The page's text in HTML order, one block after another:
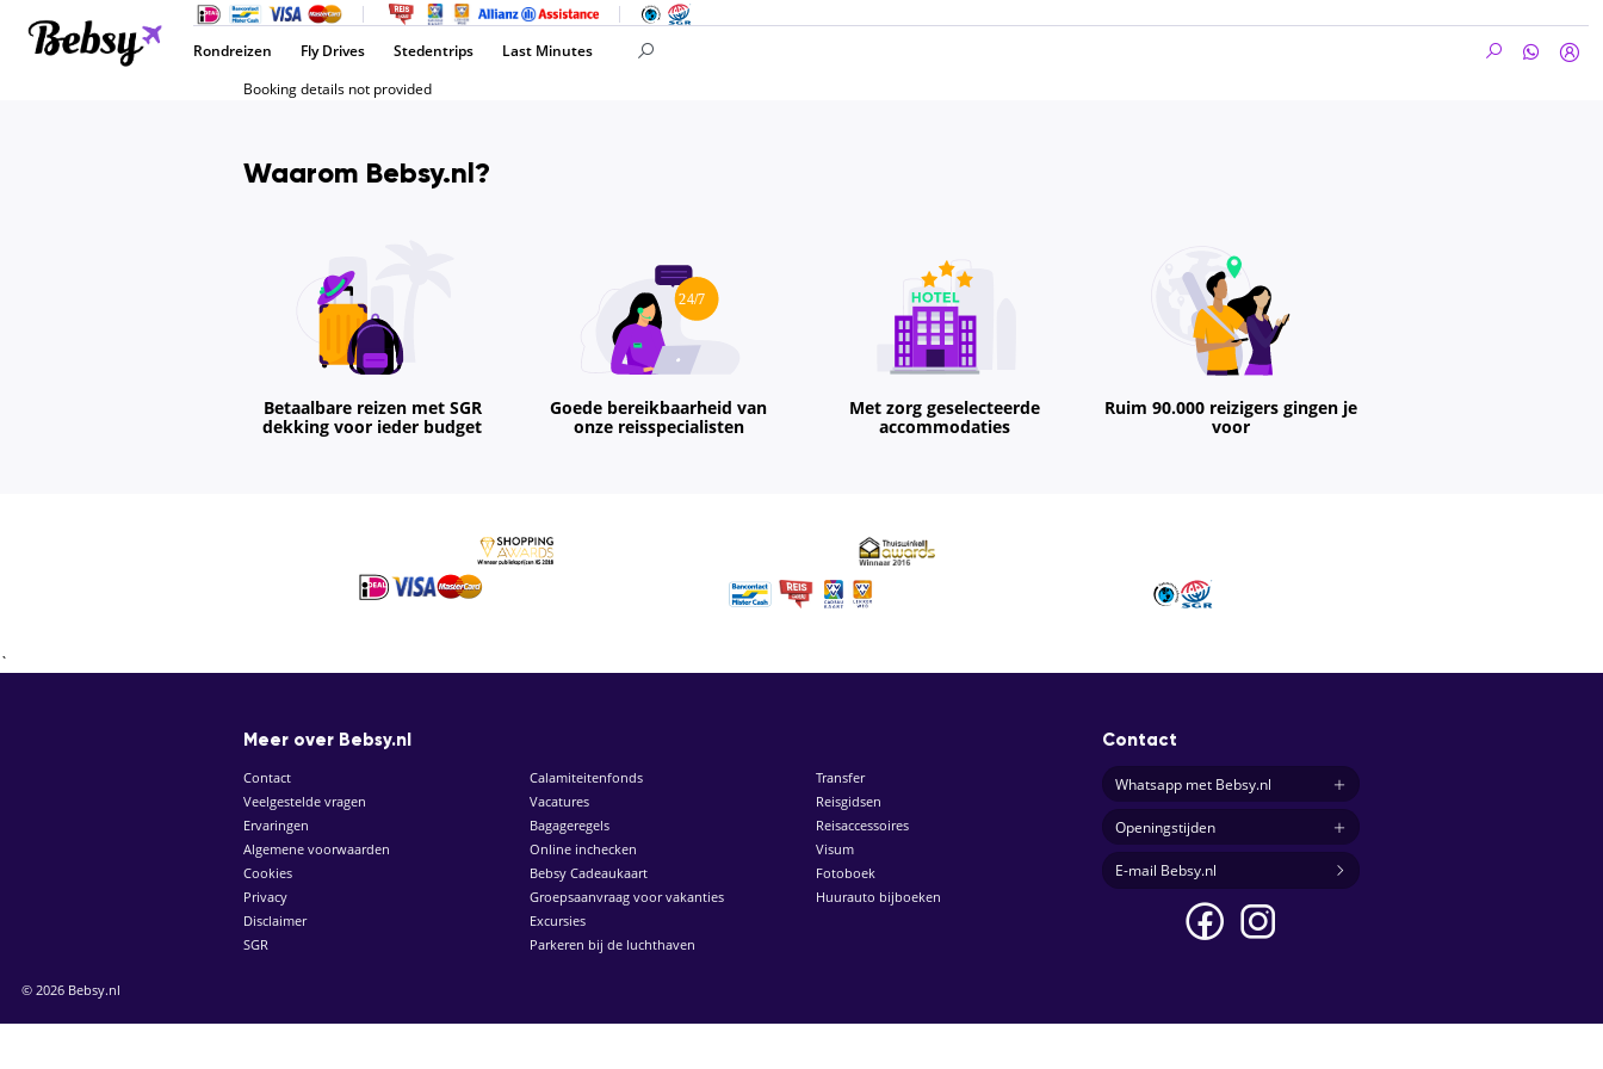
Rondreizen Fly Drives Stedentrips
Last Minutes
Booking details not provided
Waarom Bebsy.nl?
Betaalbare reizen met SGR
dekking voor ieder budget
Goede bereikbaarheid van
onze reisspecialisten
Met zorg geselecteerde
accommodaties
Ruim 90.000 reizigers gingen je
voor
`
Meer over Bebsy.nl
Contact
Veelgestelde vragen
Ervaringen
Algemene voorwaarden
Cookies
Privacy
Disclaimer
SGR
Calamiteitenfonds
Vacatures
Bagageregels
Online inchecken
Bebsy Cadeaukaart
Groepsaanvraag voor vakanties
Excursies
Parkeren bij de luchthaven
Transfer
Reisgidsen
Reisaccessoires
Visum
Fotoboek
Huurauto bijboeken
Contact
Whatsapp met Bebsy.nl
Openingstijden
E-mail Bebsy.nl
© 2026 Bebsy.nl